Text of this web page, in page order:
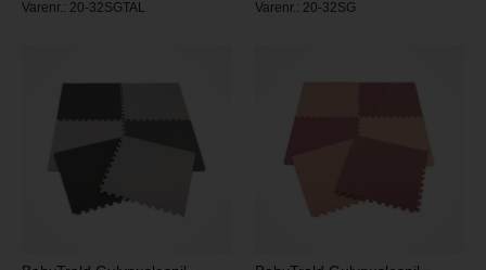
Varenr.: 20-32SGTAL Varenr.: 20-32SG